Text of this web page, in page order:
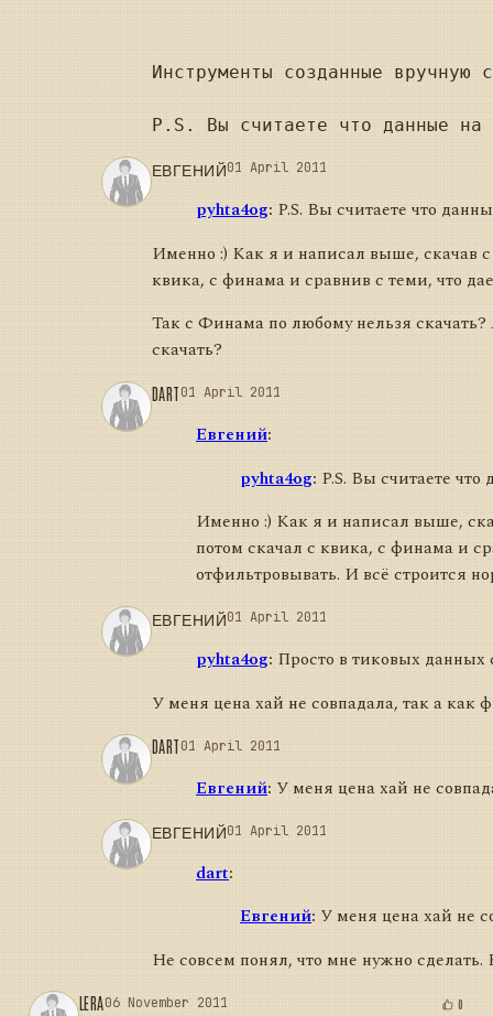
Инструменты созданные
ЕВГЕНИЙ01 April 2011
pyhta4og: P.S. Вы считаете что
Именно :) Как я и написал выше, скачав с
квика, с финама и сравнив с теми, что
Так с Финама по любому нельзя
скачать?
DART01 April 2011
Евгений:
pyhta4og: P.S. Вы считаете
Именно :) Как я и написал выше,
потом скачал с квика, с финама и
отфильтровывать. И всё строится
ЕВГЕНИЙ01 April 2011
pyhta4og: Просто в тиковых данных
У меня цена хай не совпадала, так а как
DART01 April 2011
Евгений: У меня цена хай не
ЕВГЕНИЙ01 April 2011
dart:
Евгений: У меня цена хай не
Не совсем понял, что мне нужно сделать.
LERA06 November 2011 0